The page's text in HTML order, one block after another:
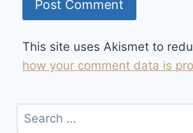
This site uses Akismet to
how your comment data is
Search